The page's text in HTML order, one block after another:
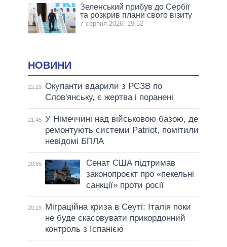
Зеленський прибув до Сербії
та розкрив плани свого візиту
7 серпня 2026, 19:52
НОВИНИ
22:29 Окупанти вдарили з РСЗВ по
Слов'янську, є жертва і поранені
21:45 У Німеччині над військовою базою, де
ремонтують системи Patriot, помітили
невідомі БПЛА
20:55
Сенат США підтримав
законопроєкт про «пекельні
санкції» проти росії
20:19
Міграційна криза в Сеуті: Італія поки
не буде скасовувати прикордонний
контроль з Іспанією